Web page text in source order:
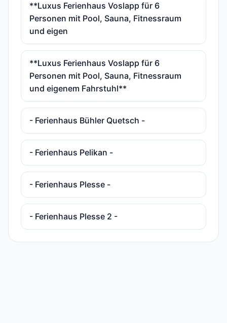
**Luxus Ferienhaus Voslapp für 6
Personen mit Pool, Sauna, Fitnessraum
und eigen
**Luxus Ferienhaus Voslapp für 6
Personen mit Pool, Sauna, Fitnessraum
und eigenem Fahrstuhl**
- Ferienhaus Bühler Quetsch -
- Ferienhaus Pelikan -
- Ferienhaus Plesse -
- Ferienhaus Plesse 2 -